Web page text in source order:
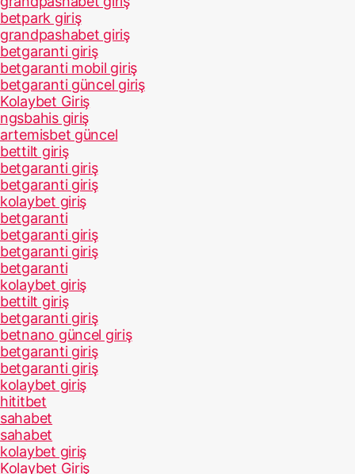
betpark giriş
grandpashabet giriş
betgaranti giriş
betgaranti mobil giriş
betgaranti güncel giriş
Kolaybet Giriş
ngsbahis giriş
artemisbet güncel
bettilt giriş
betgaranti giriş
betgaranti giriş
kolaybet giriş
betgaranti
betgaranti giriş
betgaranti giriş
betgaranti
kolaybet giriş
bettilt giriş
betgaranti giriş
betnano güncel giriş
betgaranti giriş
betgaranti giriş
kolaybet giriş
hititbet
sahabet
sahabet
kolaybet giriş
Kolaybet Giriş